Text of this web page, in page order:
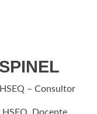
– Consultor